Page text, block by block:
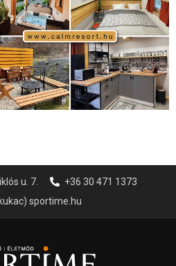
u. 7.
+36 30 471 1373
sportime.hu